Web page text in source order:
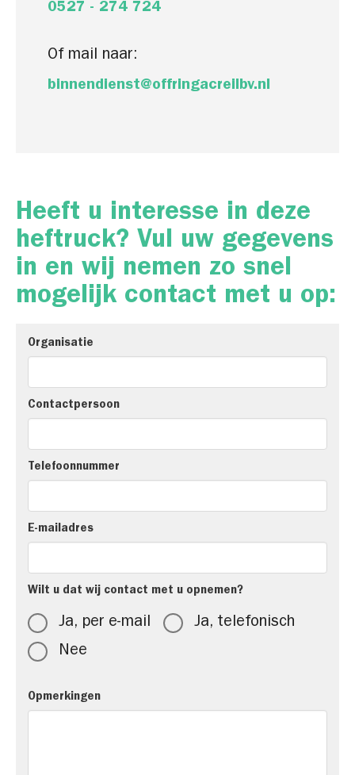
0527 - 274 724
Of mail naar:
binnendienst@offringacreilbv.nl
Heeft u interesse in deze
heftruck? Vul uw gegevens
in en wij nemen zo snel
mogelijk contact met u op:
Organisatie
Contactpersoon
Telefoonnummer
E-mailadres
Wilt u dat wij contact met u opnemen?
Ja, per e-mail
Ja, telefonisch
Nee
Opmerkingen